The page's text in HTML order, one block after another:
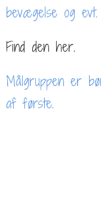
bevægelse og evt.
Find den her.
Målgruppen er
af første.